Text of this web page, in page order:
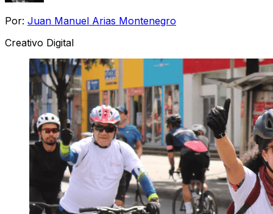
Por: Juan Manuel Arias Montenegro
Creativo Digital